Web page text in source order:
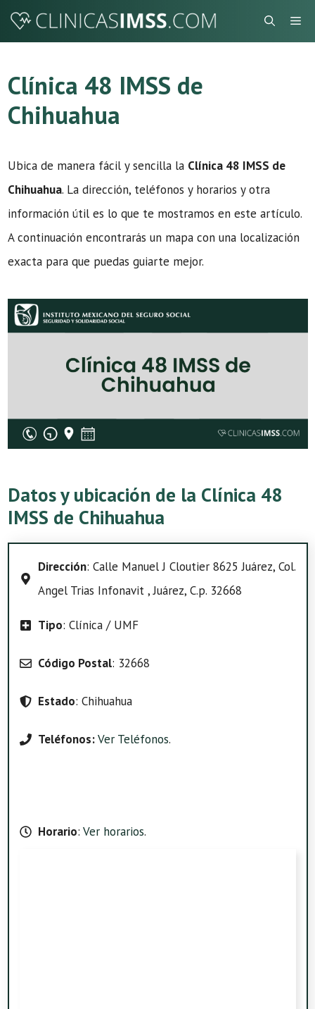
Saltar
Clínica 48 IMSS de
Chihuahua
Ubica de manera fácil y sencilla la Clínica 48 IMSS de
Chihuahua. La dirección, teléfonos y horarios y otra
información útil es lo que te mostramos en este artículo.
A continuación encontrarás un mapa con una localización
exacta para que puedas guiarte mejor.
Datos y ubicación de la Clínica 48
IMSS de Chihuahua
Dirección: Calle Manuel J Cloutier 8625 Juárez, Col.
Angel Trias Infonavit , Juárez, C.p. 32668
Tipo: Clínica / UMF
Código Postal: 32668
Estado: Chihuahua
Teléfonos:Ver Teléfonos.
Horario: Ver horarios.